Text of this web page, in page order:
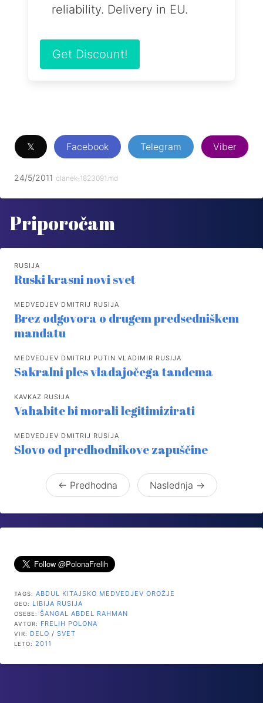
reliability. Delivery in EU.
Get Discount!
𝕏 Facebook Telegram Viber
24/5/2011 clanek-1823091.md
Priporočam
RUSIJA
Ruski krasni novi svet
MEDVEDJEV DMITRIJ RUSIJA
Brez odgovora o drugem predsedniškem
mandatu
MEDVEDJEV DMITRIJ PUTIN VLADIMIR RUSIJA
Sakralni ples vladajočega tandema
KAVKAZ RUSIJA
Vahabite bi morali legitimizirati
MEDVEDJEV DMITRIJ RUSIJA
Slovo od predhodnikove zapuščine
← Predhodna Naslednja →
TAGS: ABDUL KITAJSKO MEDVEDJEV OROŽJE
GEO: LIBIJA RUSIJA
OSEBE: ŠANGAL ABDEL RAHMAN
AVTOR: FRELIH POLONA
VIR: DELO / SVET
LETO: 2011